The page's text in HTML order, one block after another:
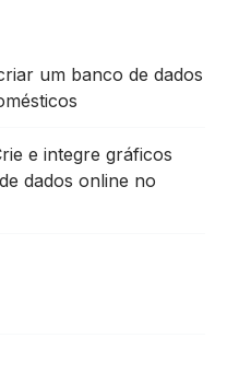
um banco de dados
e integre gráficos
dados online no